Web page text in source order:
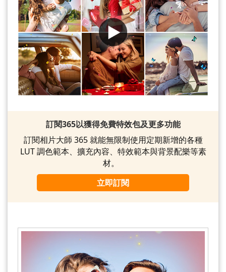
訂閱365以獲得免費特效包及更多功能
訂閱相片大師 365 就能無限制使用定期新增的各種
LUT 調色範本、擴充內容、特效範本與背景配樂等素
材。
立即訂閱